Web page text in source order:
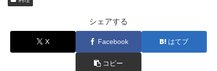
シェアする
X Facebook はてブ
コピー